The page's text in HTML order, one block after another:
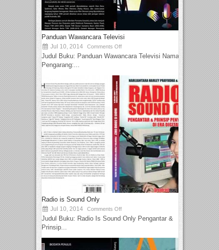
Panduan Wawancara Televisi
Jul 10, 2014 Comments Off
Judul Buku: Panduan Wawancara Televisi Nama
Pengarang:...
Radio is Sound Only
Jul 10, 2014 Comments Off
Judul Buku: Radio Is Sound Only Pengantar &
Prinsip...